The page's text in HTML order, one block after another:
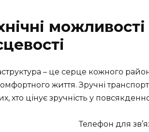
можливості
– це серце кожного
життя. Зручні
хто цінує зручність у
Телефон для